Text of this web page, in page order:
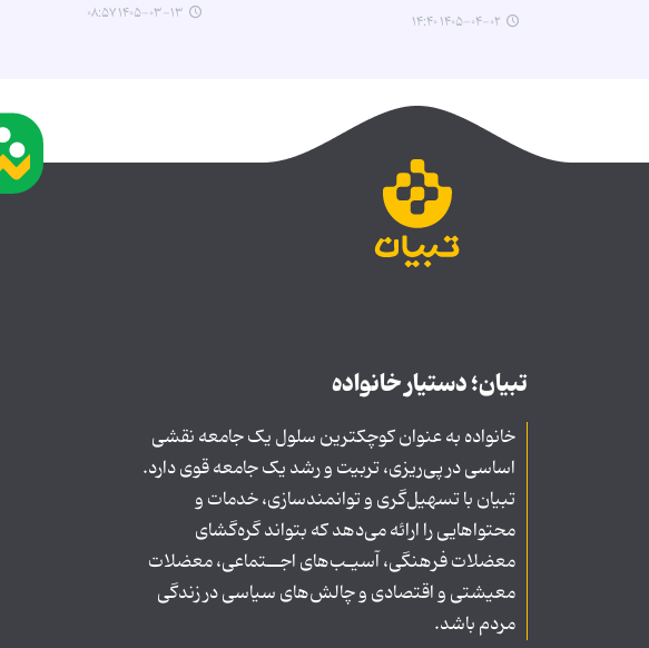
۱۴۰۵-۰۴-۰۲ ۱۴:۴۰ ۱۴۰۵-۰۳-۱۳ ۰۸:۵۷
تبیان؛ دستیار خانواده
خانواده به عنوان کوچکترین سلول یک جامعه نقشی
اساسی در پی‌ریزی، تربیت و رشد یک جامعه قوی دارد.
تبیان با تسهیل‌گری و توانمندسازی، خدمات و
محتواهایی را ارائه می‌دهد که بتواند گره‌گشای
معضلات فرهنگی، آسیـب‌های اجــتماعی، معضلات
معیشتی و اقتصادی و چالش‌های سیاسی در زندگی
مردم باشد.